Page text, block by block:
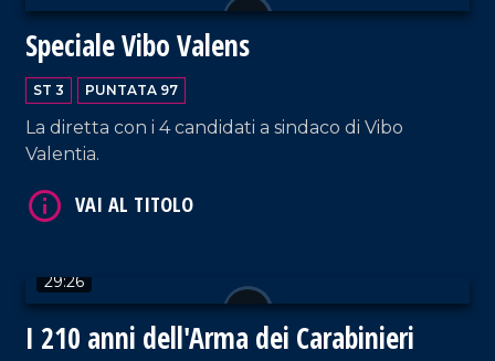
Speciale Vibo Valens
ST 3 PUNTATA 97
La diretta con i 4 candidati a sindaco di Vibo
Valentia.
29:26
I 210 anni dell'Arma dei Carabinieri
VAI AL TITOLO